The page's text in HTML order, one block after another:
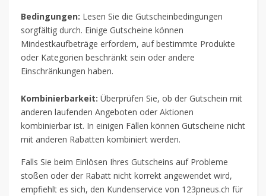
Bedingungen: Lesen Sie die Gutscheinbedingungen
sorgfältig durch. Einige Gutscheine können
Mindestkaufbeträge erfordern, auf bestimmte Produkte
oder Kategorien beschränkt sein oder andere
Einschränkungen haben.
Kombinierbarkeit: Überprüfen Sie, ob der Gutschein mit
anderen laufenden Angeboten oder Aktionen
kombinierbar ist. In einigen Fällen können Gutscheine nicht
mit anderen Rabatten kombiniert werden.
Falls Sie beim Einlösen Ihres Gutscheins auf Probleme
stoßen oder der Rabatt nicht korrekt angewendet wird,
empfiehlt es sich, den Kundenservice von 123pneus.ch für